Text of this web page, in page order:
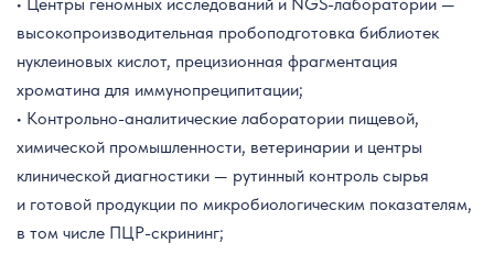
высокопроизводительная пробоподготовка библиотек
нуклеиновых кислот, прецизионная фрагментация
хроматина для иммунопреципитации;
• Контрольно-аналитические лаборатории пищевой,
химической промышленности, ветеринарии и центры
клинической диагностики — рутинный контроль сырья
и готовой продукции по микробиологическим показателям,
в том числе ПЦР-скрининг;